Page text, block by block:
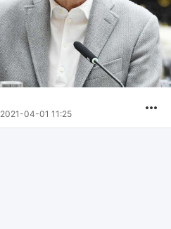
2021-04-01 11:25